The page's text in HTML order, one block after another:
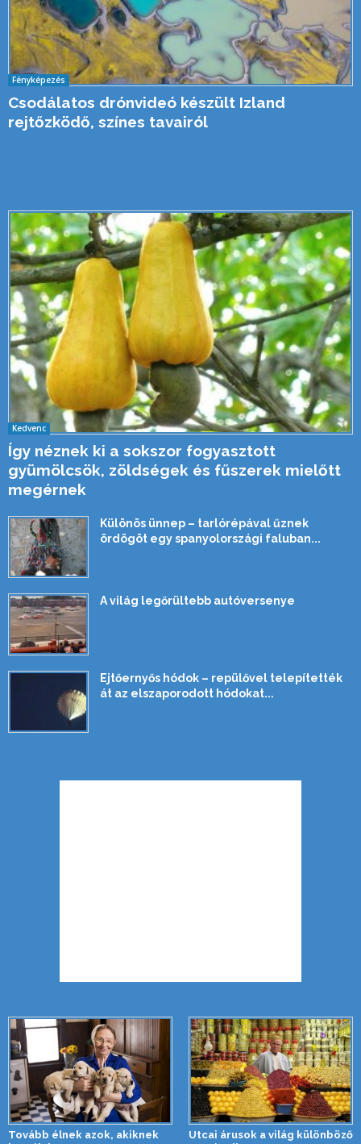
Fényképezés
Csodálatos drónvideó készült Izland
rejtőzködő, színes tavairól
Kedvenc
Így néznek ki a sokszor fogyasztott
gyümölcsök, zöldségek és fűszerek mielőtt
megérnek
Különös ünnep – tarlórépával űznek
ördögöt egy spanyolországi faluban...
A világ legőrültebb autóversenye
Ejtőernyős hódok – repülővel telepítették
át az elszaporodott hódokat...
Tovább élnek azok, akiknek
Utcai árusok a világ különböző